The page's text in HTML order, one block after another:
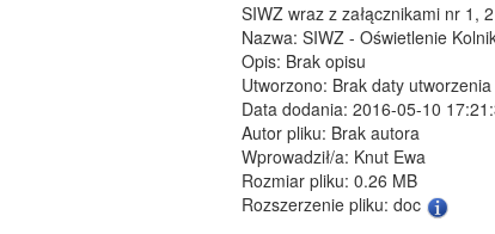
SIWZ wraz z załącznikami nr 1,
Nazwa: SIWZ - Oświetlenie
Opis: Brak opisu
Utworzono: Brak daty utworzenia
Data dodania: 2016-05-10
Autor pliku: Brak autora
Wprowadził/a: Knut Ewa
Rozmiar pliku: 0.26 MB
Rozszerzenie pliku: doc